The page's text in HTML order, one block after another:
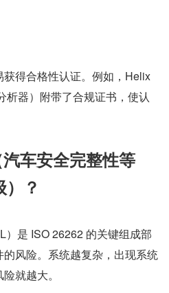
得合格性认证。例如，Helix
析器）附带了合规证书，使认
车安全完整性等
）？
是 ISO 26262 的关键组成部
风险。系统越复杂，出现系统
就越大。